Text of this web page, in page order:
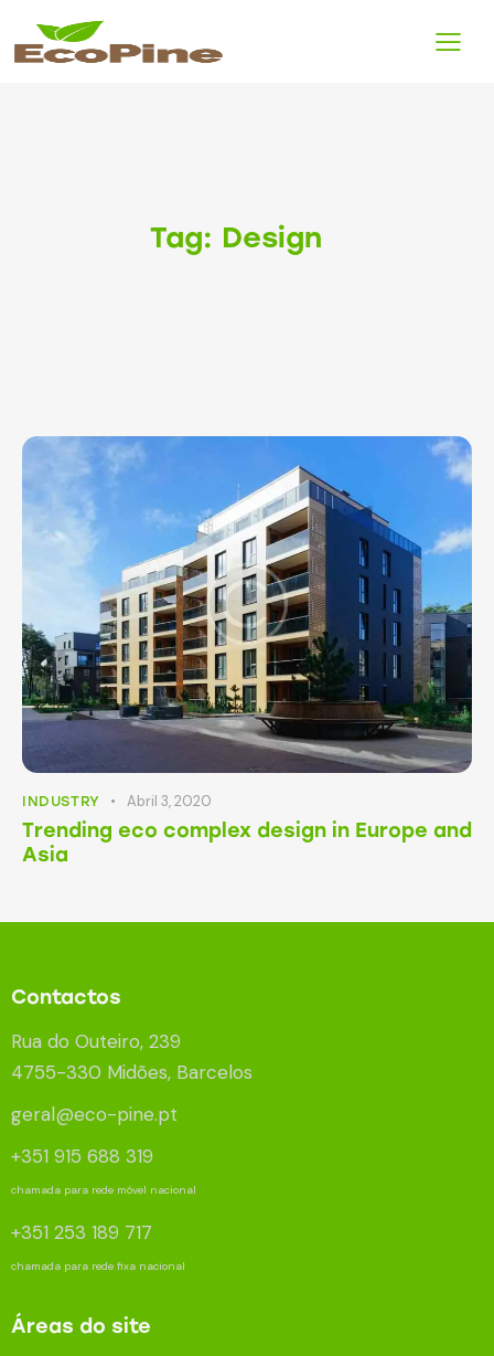
Tag: Design
INDUSTRY Abril 3, 2020
Trending eco complex design in Europe and
Asia
Contactos
Rua do Outeiro, 239
4755-330 Midões, Barcelos
geral@eco-pine.pt
+351 915 688 319
chamada para rede móvel nacional
+351 253 189 717
chamada para rede fixa nacional
Áreas do site